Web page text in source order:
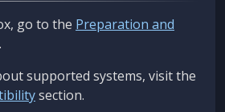
go to the Preparation and
supported systems, visit the
section.